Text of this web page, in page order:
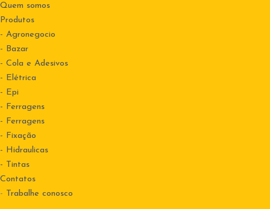
Quem somos
Produtos
- Agronegocio
- Bazar
- Cola e Adesivos
- Elétrica
- Epi
- Ferragens
- Ferragens
- Fixação
- Hidraulicas
- Tintas
Contatos
- Trabalhe conosco